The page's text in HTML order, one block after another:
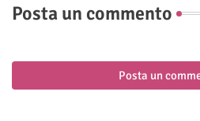
Posta un commento
Posta un